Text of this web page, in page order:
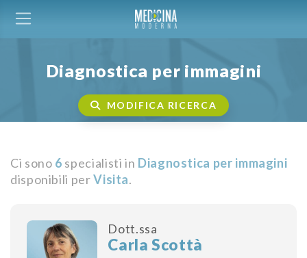
Diagnostica per immagini
MODIFICA RICERCA
Ci sono 6 specialisti in Diagnostica per immagini
disponibili perVisita.
Dott.ssa
Carla Scottà